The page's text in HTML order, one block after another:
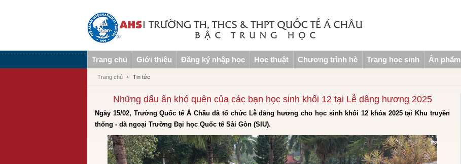
Trang chủ Giới thiệu Đăng ký nhập học Học thuật Chương trình hè Trang học sinh Ấn phẩm
Trang chủ Tin tức
Những dấu ấn khó quên của các bạn học sinh khối 12 tại Lễ dâng hương 2025
Ngày 15/02, Trường Quốc tế Á Châu đã tổ chức Lễ dâng hương cho học sinh khối 12 khóa 2025 tại Khu truyền
thống - dã ngoại Trường Đại học Quốc tế Sài Gòn (SIU).